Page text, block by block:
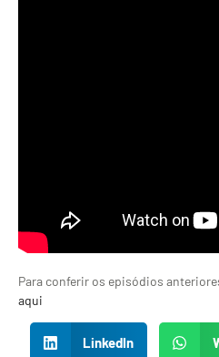
Para conferir os episódios
aqui
LinkedIn